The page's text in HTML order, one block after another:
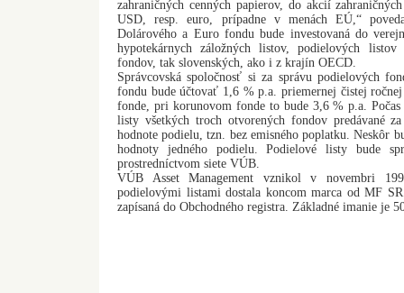
zahraničných cenných papierov, do akcií
USD, resp. euro, prípadne v menách EÚ,“
Dolárového a Euro fondu bude investovaná do
hypotekárnych záložných listov, podielových
fondov, tak slovenských, ako i z krajín OECD.
Správcovská spoločnosť si za správu podielových
fondu bude účtovať 1,6 % p.a. priemernej čistej
fonde, pri korunovom fonde to bude 3,6 % p.a. Počas
listy všetkých troch otvorených fondov predávané
hodnote podielu, tzn. bez emisného poplatku. Neskôr
hodnoty jedného podielu. Podielové listy bude
prostredníctvom siete VÚB.
VÚB Asset Management vznikol v novembri
podielovými listami dostala koncom marca od MF
zapísaná do Obchodného registra. Základné imanie je